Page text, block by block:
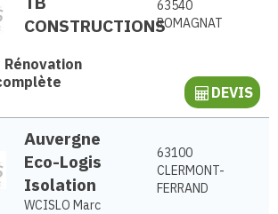
CONSTRUCTIONS
63540
ROMAGNAT
Rénovation
DEVIS
Auvergne
Eco-Logis
Isolation
WCISLO Marc
63100
CLERMONT-
FERRAND